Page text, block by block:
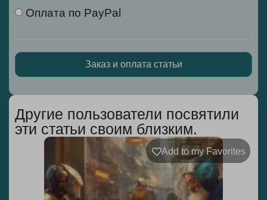
Другие пользователи посвятили
эти статьи своим близким.
Add to my Favorites
Оплата по PayPal
Заказ и оплата статьи
Alternative: